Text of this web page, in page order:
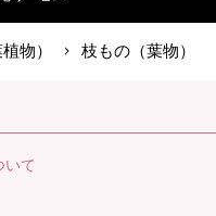
物） 枝もの（葉物）
いて